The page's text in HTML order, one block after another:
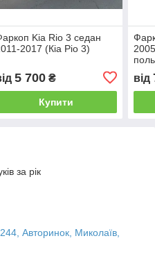
Kia Rio 3 седан
2017 (Кіа Ріо 3)
5 700₴
Купити
від
за рік
Авторинок, Миколаїв,